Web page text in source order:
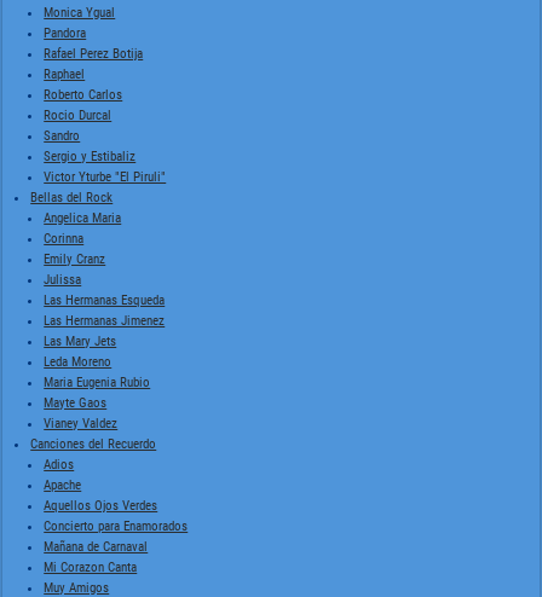
Monica Ygual
Pandora
Rafael Perez Botija
Raphael
Roberto Carlos
Rocio Durcal
Sandro
Sergio y Estibaliz
Victor Yturbe "El Piruli"
Bellas del Rock
Angelica Maria
Corinna
Emily Cranz
Julissa
Las Hermanas Esqueda
Las Hermanas Jimenez
Las Mary Jets
Leda Moreno
Maria Eugenia Rubio
Mayte Gaos
Vianey Valdez
Canciones del Recuerdo
Adios
Apache
Aquellos Ojos Verdes
Concierto para Enamorados
Mañana de Carnaval
Mi Corazon Canta
Muy Amigos